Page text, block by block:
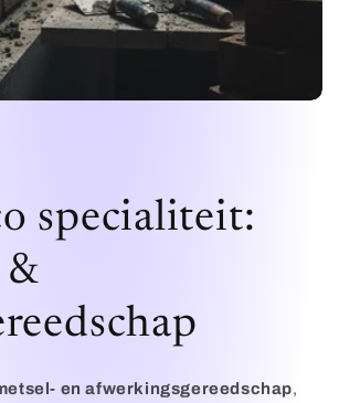
specialiteit:
&
en afwerkingsgereedschap,